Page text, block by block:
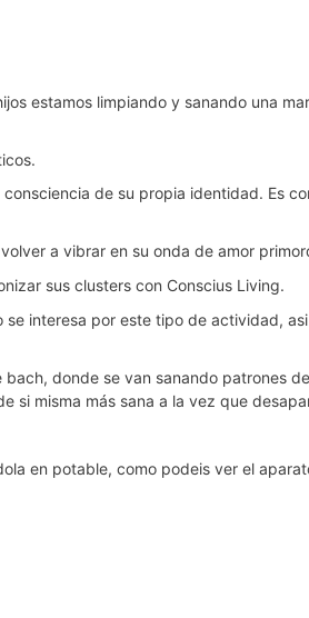
estamos limpiando y sanando una
de su propia identidad. Es
a vibrar en su onda de amor
sus clusters con Conscius Living.
interesa por este tipo de actividad,
donde se van sanando patrones
si misma más sana a la vez que
en potable, como podeis ver el